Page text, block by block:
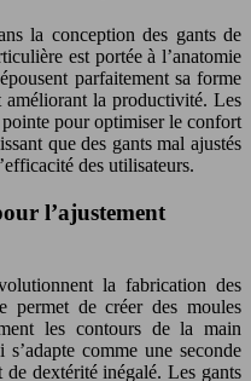
la conception des gants de
est portée à l’anatomie
parfaitement sa forme
améliorant la productivité. Les
pour optimiser le confort
que des gants mal ajustés
des utilisateurs.
l’ajustement
la fabrication des
permet de créer des moules
les contours de la main
comme une seconde
dextérité inégalé. Les gants